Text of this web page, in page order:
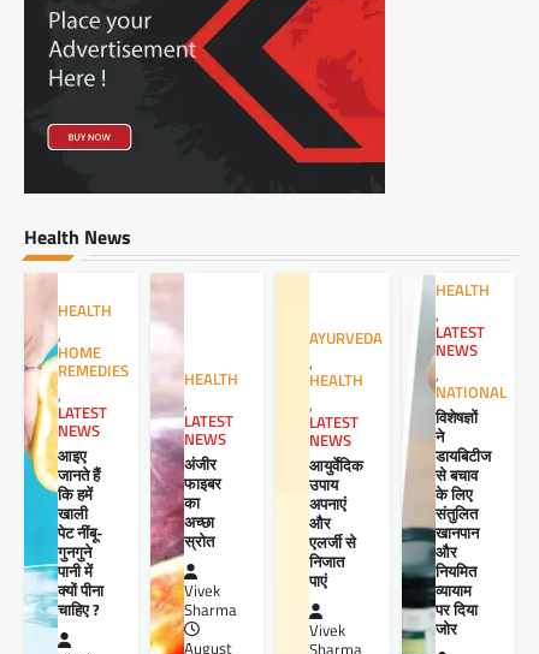
Health News
HEALTH
,
HOME
REMEDIES
,
LATEST
NEWS
आइए
जानते हैं
कि हमें
खाली
पेट नींबू-
गुनगुने
पानी में
क्यों पीना
चाहिए ?
HEALTH
,
LATEST
NEWS
अंजीर
फाइबर
का
अच्छा
स्रोत
Vivek
Sharma
August
AYURVEDA
,
HEALTH
,
LATEST
NEWS
आयुर्वेदिक
उपाय
अपनाएं
और
एलर्जी से
निजात
पाएं
Vivek
HEALTH
,
LATEST
NEWS
,
NATIONAL
विशेषज्ञों
ने
डायबिटीज
से बचाव
के लिए
संतुलित
खानपान
और
नियमित
व्यायाम
पर दिया
जोर